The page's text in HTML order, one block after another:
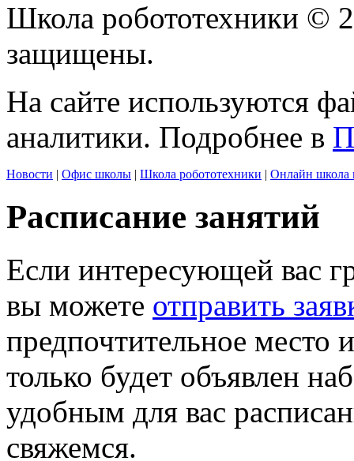
Школа робототехники ©
защищены.
На сайте используются
аналитики. Подробнее в
Новости | Офис школы | Школа робототехники | Онлайн школа
Расписание занятий
Если интересующей вас
вы можете отправить
предпочтительное место
только будет объявлен
удобным для вас
свяжемся.